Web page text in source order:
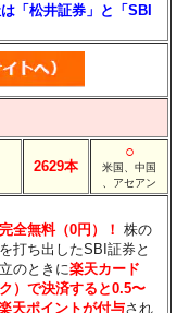
「松井証券」と「SBI
2629本
○
米国、中国
、アセアン
全無料（0円）！ 株の
打ち出したSBI証券と
のときに楽天カード
）で決済すると0.5〜
天ポイントが付与され